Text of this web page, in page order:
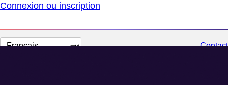
Connexion ou inscription
Changer
Contact